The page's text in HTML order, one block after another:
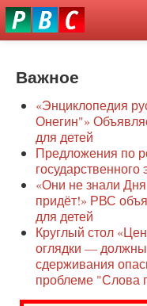
Перейти
к
О нас
Защита семей
Образование
Наше
Регионы
Видео
Важное
«Энциклопедия
Онегин"»
для детей
Предложения по
«Они не знали
придёт!» РВС
для детей
Круглый стол
оглядки —
сдерживания
проблеме "Слова